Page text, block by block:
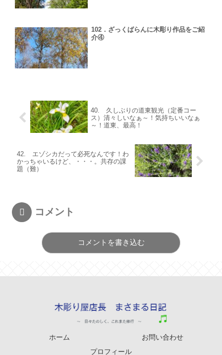
102．ざっくばらんに木彫り作品をご紹
介④
40. 久しぶりの道東観光（定番コー
ス）清々しいなぁ～！気持ちいいなぁ
～！道東、最高！
42. エゾシカだって必死なんです！わ
かっちゃいるけど、・・・。共存の課
題（難）
コメント
コメントを書き込む
ホーム
お問い合わせ
プロフィール